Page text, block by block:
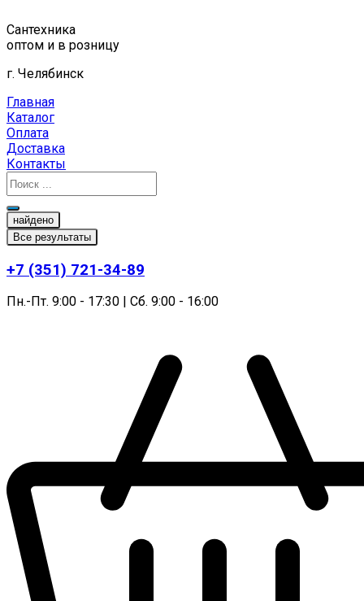
к
содержимому
Сантехника
оптом и в розницу
г. Челябинск
Главная
Каталог
Оплата
Доставка
Контакты
найдено
Все результаты
+7 (351) 721-34-89
Пн.-Пт. 9:00 - 17:30 | Сб. 9:00 - 16:00